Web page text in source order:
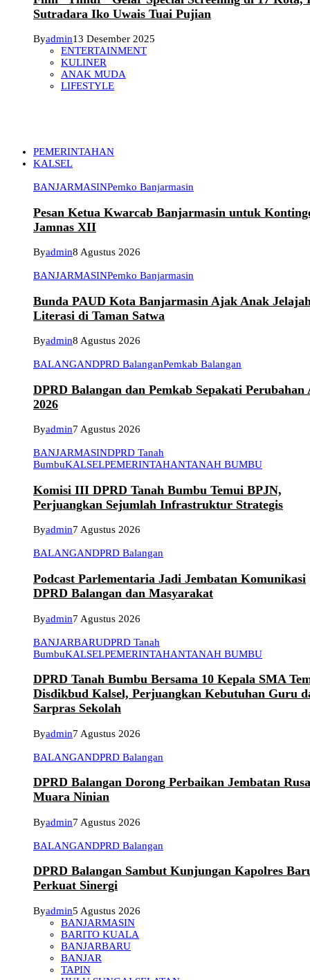
Sutradara Iko Uwais Tuai Pujian
Byadmin13 Desember 2025
ENTERTAINMENT
KULINER
ANAK MUDA
LIFESTYLE
PEMERINTAHAN
KALSEL
BANJARMASINPemko Banjarmasin
Pesan Ketua Kwarcab Banjarmasin untuk
Jamnas XII
Byadmin8 Agustus 2026
BANJARMASINPemko Banjarmasin
Bunda PAUD Kota Banjarmasin Ajak Anak
Literasi di Taman Satwa
Byadmin8 Agustus 2026
BALANGANDPRD BalanganPemkab Balangan
DPRD Balangan dan Pemkab Sepakati Perubahan
2026
Byadmin7 Agustus 2026
BANJARMASINDPRD Tanah
BumbuKALSELPEMERINTAHANTANAH BUMBU
Komisi III DPRD Tanah Bumbu Temui BPJN,
Perjuangkan Sejumlah Infrastruktur Strategis
Byadmin7 Agustus 2026
BALANGANDPRD Balangan
Podcast Parlementaria Jadi Jembatan Komunikasi
DPRD Balangan dan Masyarakat
Byadmin7 Agustus 2026
BANJARBARUDPRD Tanah
BumbuKALSELPEMERINTAHANTANAH BUMBU
DPRD Tanah Bumbu Bersama 10 Kepala SMA
Disdikbud Kalsel, Perjuangkan Kebutuhan Guru
Sarpras Sekolah
Byadmin7 Agustus 2026
BALANGANDPRD Balangan
DPRD Balangan Dorong Perbaikan Jembatan
Muara Ninian
Byadmin7 Agustus 2026
BALANGANDPRD Balangan
DPRD Balangan Sambut Kunjungan Kapolres
Perkuat Sinergi
Byadmin5 Agustus 2026
BANJARMASIN
BARITO KUALA
BANJARBARU
BANJAR
TAPIN